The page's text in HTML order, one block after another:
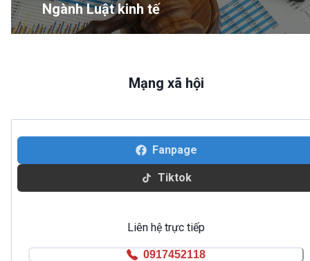
Ngành Luật kinh tế
Mạng xã hội
Fanpage
Tiktok
Liên hệ trực tiếp
0917452118